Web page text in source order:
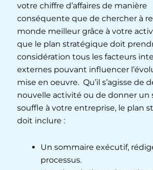
votre chiffre d’affaires de manière
conséquente que de chercher à
monde meilleur grâce à votre
que le plan stratégique doit
considération tous les facteurs
externes pouvant influencer
mise en oeuvre. Qu’il s’agisse de
nouvelle activité ou de donner un
souffle à votre entreprise, le plan
doit inclure :
Un sommaire exécutif,
processus.